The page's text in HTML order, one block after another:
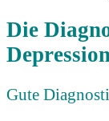
Die
Depression
Gute